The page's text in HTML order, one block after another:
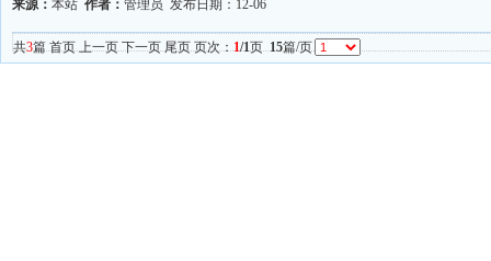
来源： 本站 作者： 管理员 发布日期：12-06
共3篇 首页 上一页 下一页 尾页 页次：1/1页15篇/页